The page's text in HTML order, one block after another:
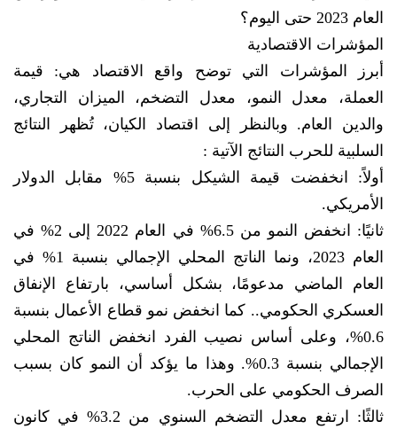
العام 2023 حتى اليوم؟
المؤشرات الاقتصادية
أبرز المؤشرات التي توضح واقع الاقتصاد هي: قيمة
العملة، معدل النمو، معدل التضخم، الميزان التجاري،
والدين العام. وبالنظر إلى اقتصاد الكيان، تُظهر النتائج
السلبية للحرب النتائج الآتية :
أولاً: انخفضت قيمة الشيكل بنسبة 5% مقابل الدولار
الأمريكي.
ثانيًا: انخفض النمو من 6.5% في العام 2022 إلى 2% في
العام 2023، ونما الناتج المحلي الإجمالي بنسبة 1% في
العام الماضي مدعومًا، بشكل أساسي، بارتفاع الإنفاق
العسكري الحكومي.. كما انخفض نمو قطاع الأعمال بنسبة
0.6%، وعلى أساس نصيب الفرد انخفض الناتج المحلي
الإجمالي بنسبة 0.3%. وهذا ما يؤكد أن النمو كان بسبب
الصرف الحكومي على الحرب.
ثالثًا: ارتفع معدل التضخم السنوي من 3.2% في كانون